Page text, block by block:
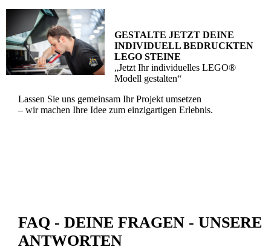
GESTALTE JETZT DEINE
INDIVIDUELL BEDRUCKTEN
LEGO STEINE
„Jetzt Ihr individuelles LEGO®
Modell gestalten“
Lassen Sie uns gemeinsam Ihr Projekt umsetzen
– wir machen Ihre Idee zum einzigartigen Erlebnis.
FAQ - DEINE FRAGEN - UNSERE
ANTWORTEN